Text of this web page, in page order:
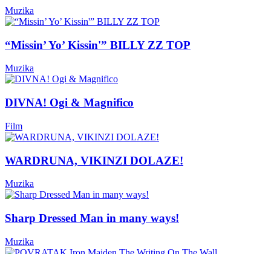
Muzika
“Missin’ Yo’ Kissin'” BILLY ZZ TOP
Muzika
DIVNA! Ogi & Magnifico
Film
WARDRUNA, VIKINZI DOLAZE!
Muzika
Sharp Dressed Man in many ways!
Muzika